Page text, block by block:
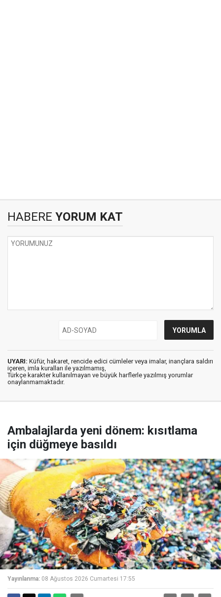
HABERE YORUM KAT
UYARI: Küfür, hakaret, rencide edici cümleler veya imalar, inançlara saldırı
içeren, imla kuralları ile yazılmamış,
Türkçe karakter kullanılmayan ve büyük harflerle yazılmış yorumlar
onaylanmamaktadır.
Ambalajlarda yeni dönem: kısıtlama
için düğmeye basıldı
Yayınlanma: 08 Ağustos 2026 Cumartesi 17:55